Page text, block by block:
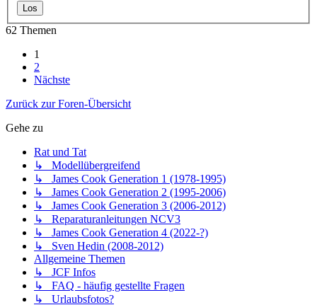
62 Themen
1
2
Nächste
Zurück zur Foren-Übersicht
Gehe zu
Rat und Tat
↳ Modellübergreifend
↳ James Cook Generation 1 (1978-1995)
↳ James Cook Generation 2 (1995-2006)
↳ James Cook Generation 3 (2006-2012)
↳ Reparaturanleitungen NCV3
↳ James Cook Generation 4 (2022-?)
↳ Sven Hedin (2008-2012)
Allgemeine Themen
↳ JCF Infos
↳ FAQ - häufig gestellte Fragen
↳ Urlaubsfotos?